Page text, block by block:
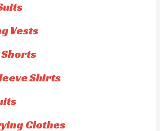
Vests
Shirts
Clothes